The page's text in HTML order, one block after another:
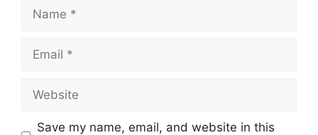
Save my name, email, and website in this